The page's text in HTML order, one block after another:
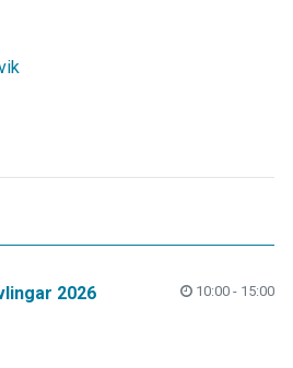
2026
10:00 - 15:00